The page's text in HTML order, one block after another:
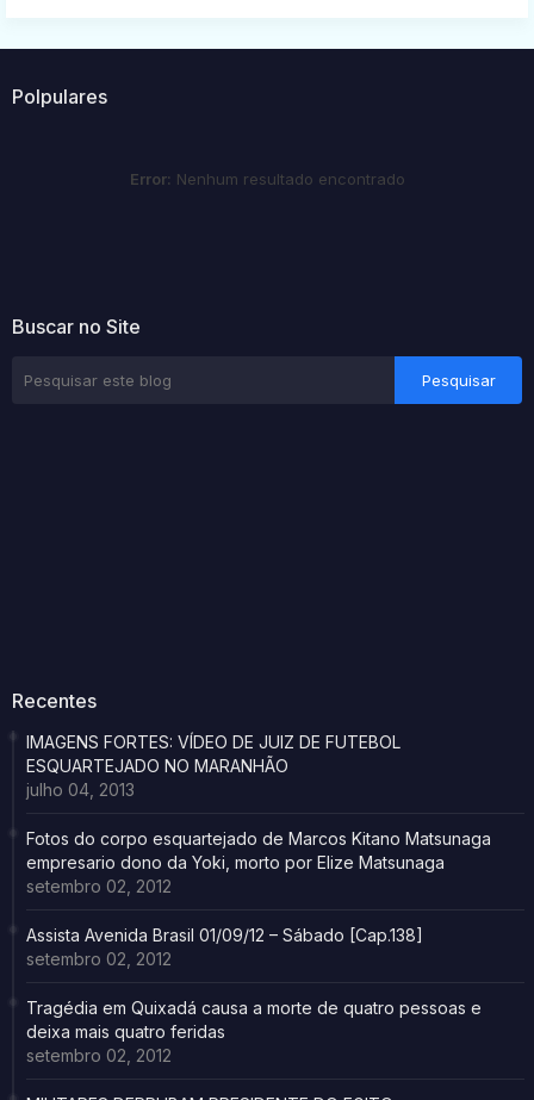
Polpulares
Error: Nenhum resultado encontrado
Buscar no Site
Recentes
IMAGENS FORTES: VÍDEO DE JUIZ DE FUTEBOL
ESQUARTEJADO NO MARANHÃO
julho 04, 2013
Fotos do corpo esquartejado de Marcos Kitano Matsunaga
empresario dono da Yoki, morto por Elize Matsunaga
setembro 02, 2012
Assista Avenida Brasil 01/09/12 – Sábado [Cap.138]
setembro 02, 2012
Tragédia em Quixadá causa a morte de quatro pessoas e
deixa mais quatro feridas
setembro 02, 2012